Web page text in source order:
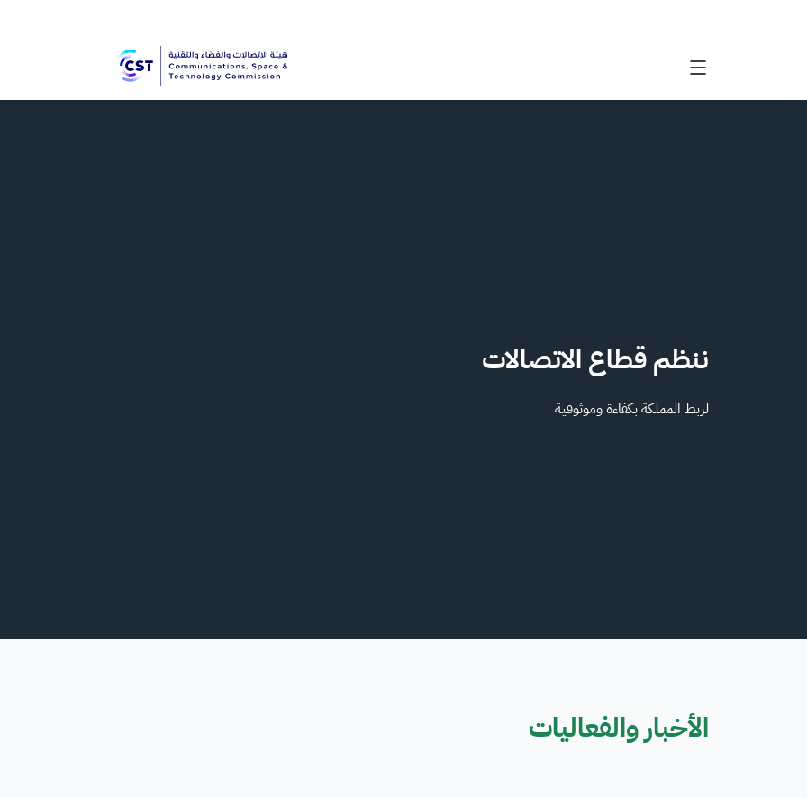
هيئة الاتصالات والفضاء والتقنية | المملكة العربية السعودية
ننظم قطاع الاتصالات
لربط المملكة بكفاءة وموثوقية
الأخبار والفعاليات